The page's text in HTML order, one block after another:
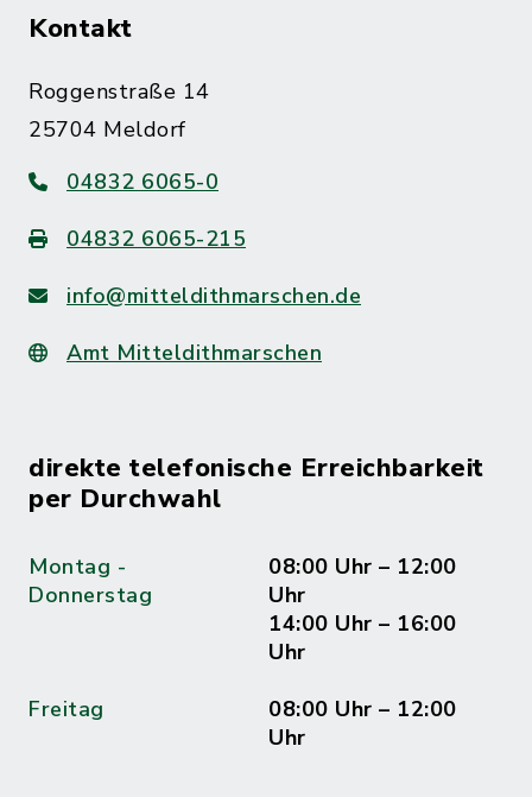
Kontakt
Roggenstraße 14
25704 Meldorf
04832 6065-0
04832 6065-215
info@mitteldithmarschen.de
Amt Mitteldithmarschen
direkte telefonische Erreichbarkeit
per Durchwahl
Montag -
Donnerstag
08:00 Uhr – 12:00
Uhr
14:00 Uhr – 16:00
Uhr
Freitag
08:00 Uhr – 12:00
Uhr